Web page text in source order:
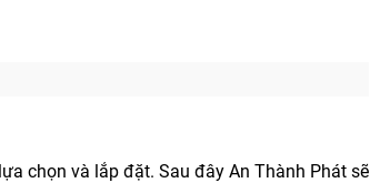
chọn và lắp đặt. Sau đây An Thành Phát sẽ